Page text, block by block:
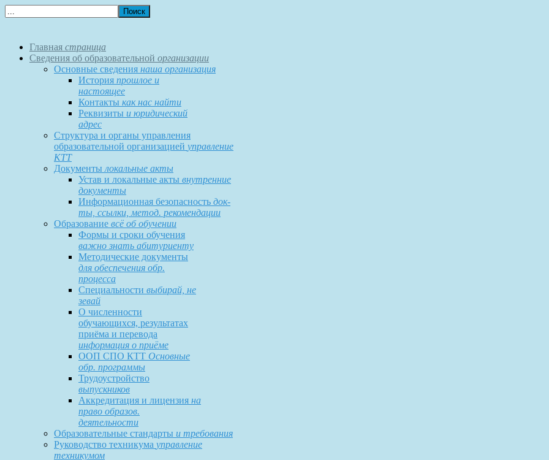
Главная страница
Сведения об образовательной организации
Основные сведения наша организация
История прошлое и
настоящее
Контакты как нас найти
Реквизиты и юридический
адрес
Структура и органы управления
образовательной организацией управление
КТТ
Документы локальные акты
Устав и локальные акты внутренние
документы
Информационная безопасность док-
ты, ссылки, метод. рекомендации
Образование всё об обучении
Формы и сроки обучения
важно знать абитуриенту
Методические документы
для обеспечения обр.
процесса
Специальности выбирай, не
зевай
О численности
обучающихся, результатах
приёма и перевода
информация о приёме
ООП СПО КТТ Основные
обр. программы
Трудоустройство
выпускников
Аккредитация и лицензия на
право образов.
деятельности
Образовательные стандарты и требования
Руководство техникума управление
техникумом